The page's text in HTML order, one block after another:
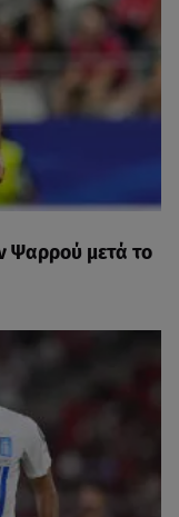
Ψαρρού μετά το